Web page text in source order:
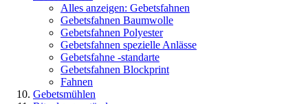
Alles anzeigen: Gebetsfahnen
Gebetsfahnen Baumwolle
Gebetsfahnen Polyester
Gebetsfahnen spezielle Anlässe
Gebetsfahne -standarte
Gebetsfahnen Blockprint
Fahnen
Gebetsmühlen